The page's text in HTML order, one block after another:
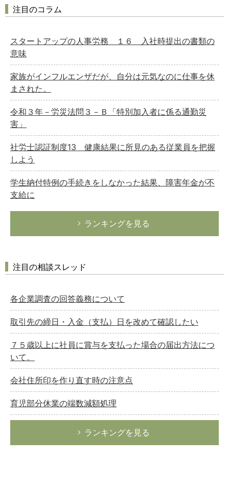
注目のコラム
スタートアップの人事労務 １６ 入社時提出の書類の
意味
家族がインフルエンザだが、自分は元気なのに仕事を休
まされた。
令和３年－労災法問３－Ｂ「特別加入者に係る通勤災
害」
社労士認証制度13 健康結果に所見のある従業員を把握
しよう
学生納付特例の手続きをしなかった結果、障害年金が不
支給に
ランキングを見る
注目の相談スレッド
各企業調査の回答義務について
取引先の締日・入金（支払）日を改めて確認したい
７５歳以上に社員に賞与を支払った場合の届出方法につ
いて。
会社住所印を作り直す時の注意点
育児部分休業の端数減額処理
ランキングを見る